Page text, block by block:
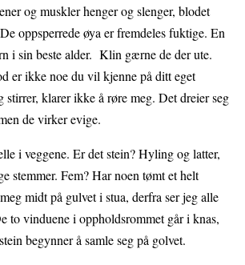
og muskler henger og slenger, blodet
oppsperrede øya er fremdeles fuktige. En
i sin beste alder. Klin gærne de der ute.
er ikke noe du vil kjenne på ditt eget
stirrer, klarer ikke å røre meg. Det dreier seg
de virker evige.
i veggene. Er det stein? Hyling og latter,
stemmer. Fem? Har noen tømt et helt
midt på gulvet i stua, derfra ser jeg alle
to vinduene i oppholdsrommet går i knas,
begynner å samle seg på golvet.